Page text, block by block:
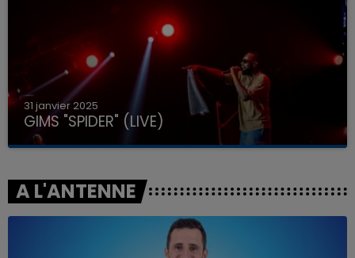
31 janvier 2025
GIMS "SPIDER" (LIVE)
A L'ANTENNE